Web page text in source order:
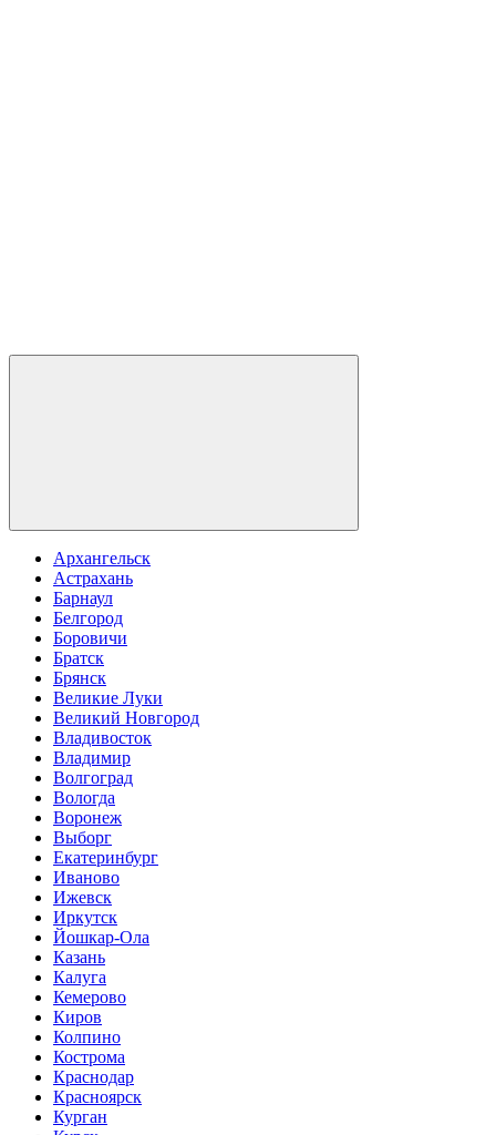
Архангельск
Астрахань
Барнаул
Белгород
Боровичи
Братск
Брянск
Великие Луки
Великий Новгород
Владивосток
Владимир
Волгоград
Вологда
Воронеж
Выборг
Екатеринбург
Иваново
Ижевск
Иркутск
Йошкар-Ола
Казань
Калуга
Кемерово
Киров
Колпино
Кострома
Краснодар
Красноярск
Курган